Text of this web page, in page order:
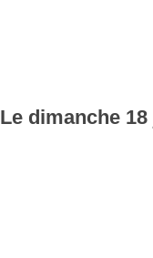
Le dimanche 18